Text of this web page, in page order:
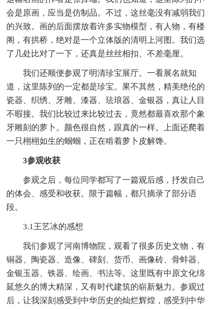
会是原画，应当是仿制品。不过，这丝毫没有减弱我们
的兴致。画的后面摆放着许多实物模型，有人物，有楼
阁，有拱桥，绝对是一个立体版的清明上河图。我们选
了几处比对了一下，还真是丝丝相扣、不差毫厘。
我们还顺便参观了明清珍宝展厅。一看展名就知
道，这里陈列的一定都是珍宝。果不其然，精美绝伦的
瓷器、织绣、牙雕、漆器、珐琅器、金银器，真让人目
不暇接。我们比较过来比较过去，竟然都最喜欢那个象
牙雕刻的萝卜。颜色很自然，跟真的一样。上面还爬着
一只栩栩如生的蝈蝈，正在啃着萝卜皮解馋。
3参观收获
参观之后，每位同学都写了一篇观后感，抒发自己
的体会、感受和收获。限于篇幅，都只摘录了部分语
段。
3.1王艺冰的感想
我们参观了河南博物院，观看了很多历史文物，有
铜器、陶瓷器、造像、碑刻、货币、画像砖、骨蚌器、
金银玉器、铁器、绘画、书法等。这里既有中原文化绵
延悠久的博大精深，又有时代建筑的崭新魅力。参观过
后，让我深刻感受到中华历史的灿烂辉煌，感受到中华